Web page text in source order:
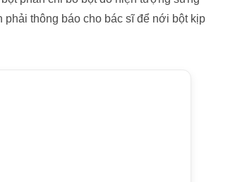
thông báo cho bác sĩ để nới bột kịp